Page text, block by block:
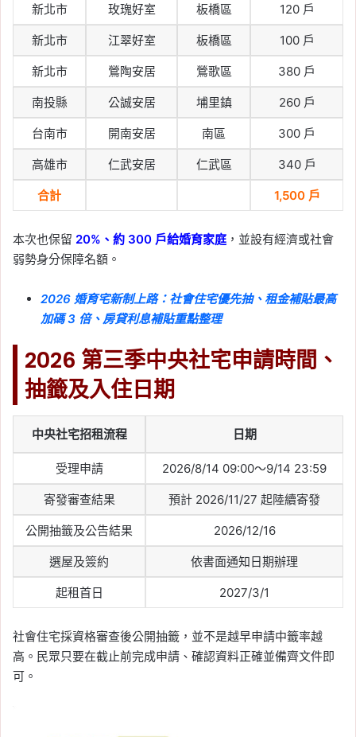
新北市 玫瑰好室 板橋區 120 戶
新北市 江翠好室 板橋區 100 戶
新北市 鶯陶安居 鶯歌區 380 戶
南投縣 公誠安居 埔里鎮 260 戶
台南市 開南安居 南區 300 戶
高雄市 仁武安居 仁武區 340 戶
合計 1,500 戶
本次也保留 20%、約 300 戶給婚育家庭 ，並設有經濟或社會
弱勢身分保障名額。
2026 婚育宅新制上路：社會住宅優先抽、租金補貼最高
加碼 3 倍、房貸利息補貼重點整理
2026 第三季中央社宅申請時間、
抽籤及入住日期
中央社宅招租流程 日期
受理申請 2026/8/14 09:00～9/14 23:59
寄發審查結果 預計 2026/11/27 起陸續寄發
公開抽籤及公告結果 2026/12/16
選屋及簽約 依書面通知日期辦理
起租首日 2027/3/1
社會住宅採資格審查後公開抽籤，並不是越早申請中籤率越
高。民眾只要在截止前完成申請、確認資料正確並備齊文件即
可。